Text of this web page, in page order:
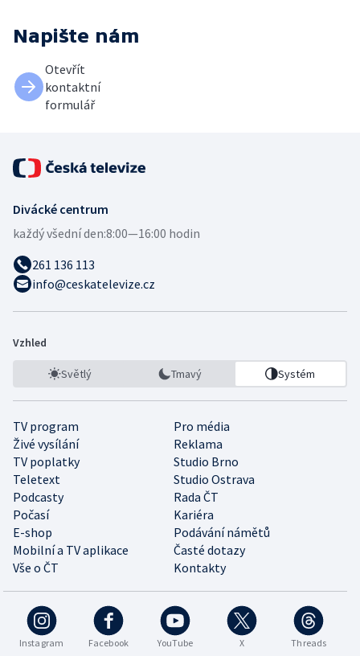
Napište nám
Otevřít
kontaktní
formulář
Divácké centrum
každý všední den:8:00—16:00 hodin
261 136 113
info@ceskatelevize.cz
Vzhled
Světlý Tmavý Systém
TV program
Pro média
Živé vysílání
Reklama
TV poplatky
Studio Brno
Teletext
Studio Ostrava
Podcasty
Rada ČT
Počasí
Kariéra
E-shop
Podávání námětů
Mobilní a TV aplikace
Časté dotazy
Vše o ČT
Kontakty
Instagram Facebook YouTube X Threads